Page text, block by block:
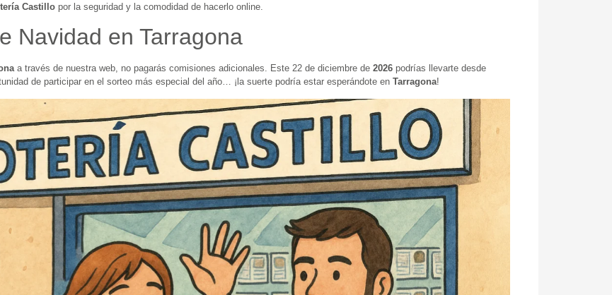
Castillo por la seguridad y la comodidad de hacerlo online.
Navidad en Tarragona
a través de nuestra web, no pagarás comisiones adicionales. Este 22 de diciembre de 2026 podrías llevarte desde
de participar en el sorteo más especial del año… ¡la suerte podría estar esperándote en Tarragona!